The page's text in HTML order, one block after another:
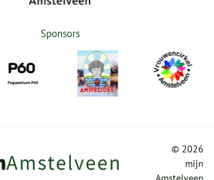
Sponsors
© 2026
mijn